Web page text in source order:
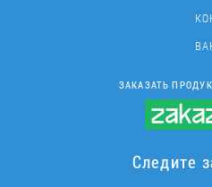
ЗАКАЗАТЬ
Следите